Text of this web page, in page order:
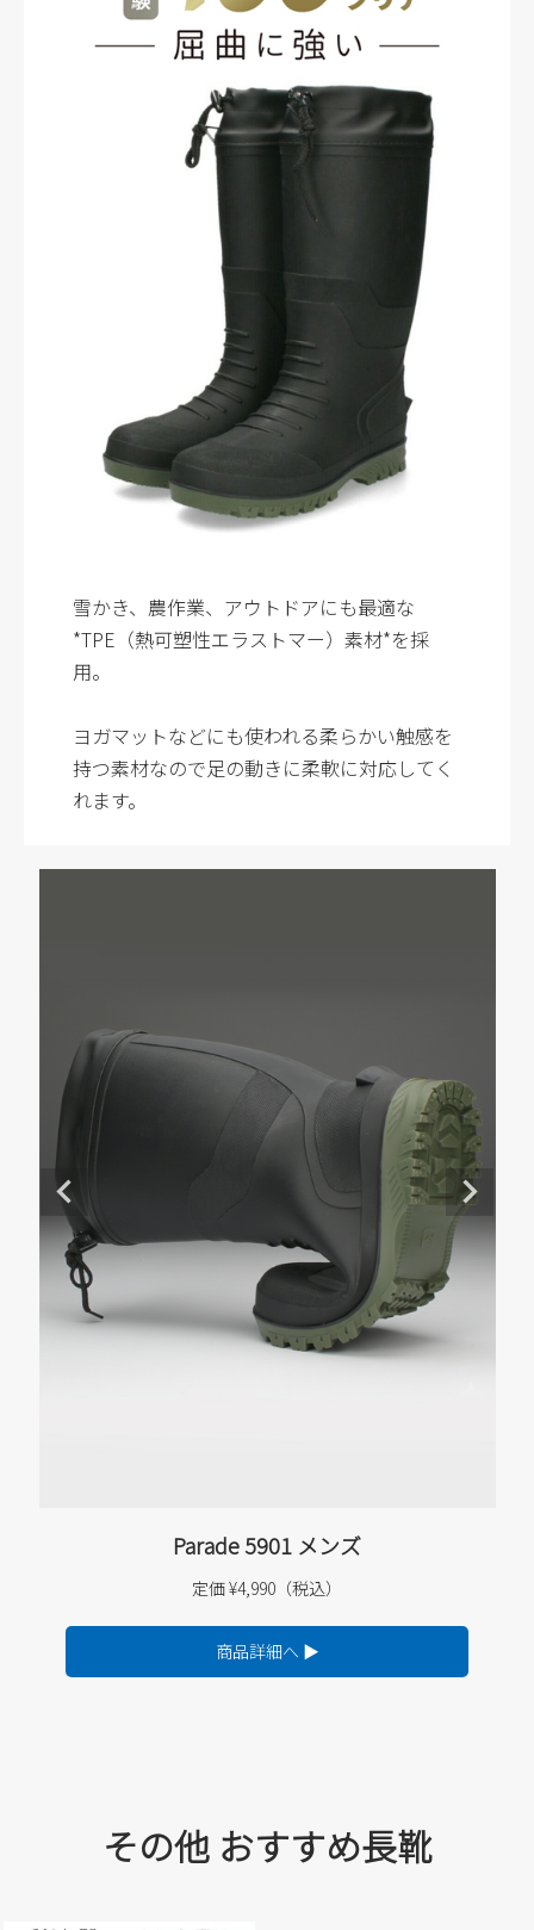
雪かき、農作業、アウトドアにも最適な
*TPE（熱可塑性エラストマー）素材*を採
用。
ヨガマットなどにも使われる柔らかい触感を
持つ素材なので足の動きに柔軟に対応してく
れます。
Parade 5901 メンズ
定価 ¥4,990（税込）
商品詳細へ ▶
その他 おすすめ長靴